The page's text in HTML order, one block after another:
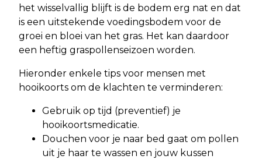
het wisselvallig blijft is de bodem erg nat en dat
is een uitstekende voedingsbodem voor de
groei en bloei van het gras. Het kan daardoor
een heftig graspollenseizoen worden.
Hieronder enkele tips voor mensen met
hooikoorts om de klachten te verminderen:
Gebruik op tijd (preventief) je
hooikoortsmedicatie.
Douchen voor je naar bed gaat om pollen
uit je haar te wassen en jouw kussen